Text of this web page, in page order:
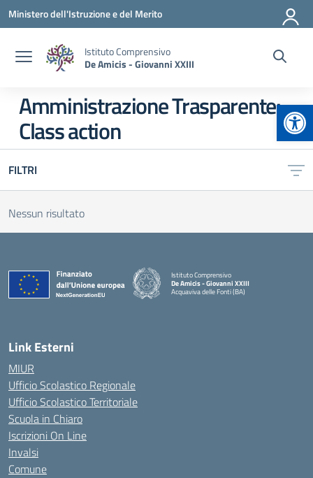
Vai ai contenuti
Vai al menu di navigazione
Vai al footer
Ministero dell'Istruzione e del Merito
Istituto Comprensivo
De Amicis - Giovanni XXIII
Amministrazione Trasparente:
Class action
FILTRI
Nessun risultato
Istituto Comprensivo
De Amicis - Giovanni XXIII
Acquaviva delle Fonti (BA)
— Visita la pagina iniziale della scuola
Link Esterni
MIUR
Ufficio Scolastico Regionale
Ufficio Scolastico Territoriale
Scuola in Chiaro
Iscrizioni On Line
Invalsi
Comune